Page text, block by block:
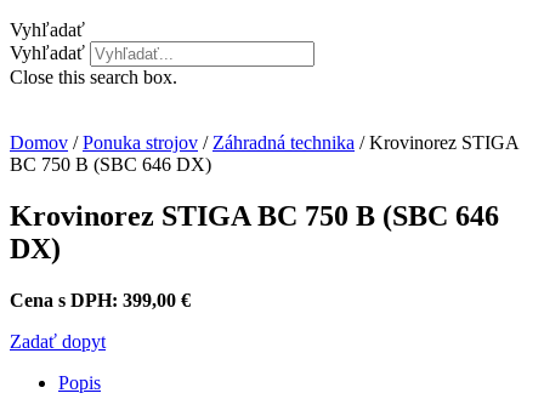
Vyhľadať
Vyhľadať
Close this search box.
Domov /Ponuka strojov / Záhradná technika / Krovinorez STIGA
BC 750 B (SBC 646 DX)
Krovinorez STIGA BC 750 B (SBC 646
DX)
Cena s DPH: 399,00 €
Zadať dopyt
Popis